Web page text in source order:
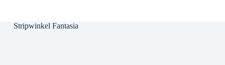
Stripwinkel Fantasia